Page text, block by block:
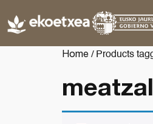
Home / Products